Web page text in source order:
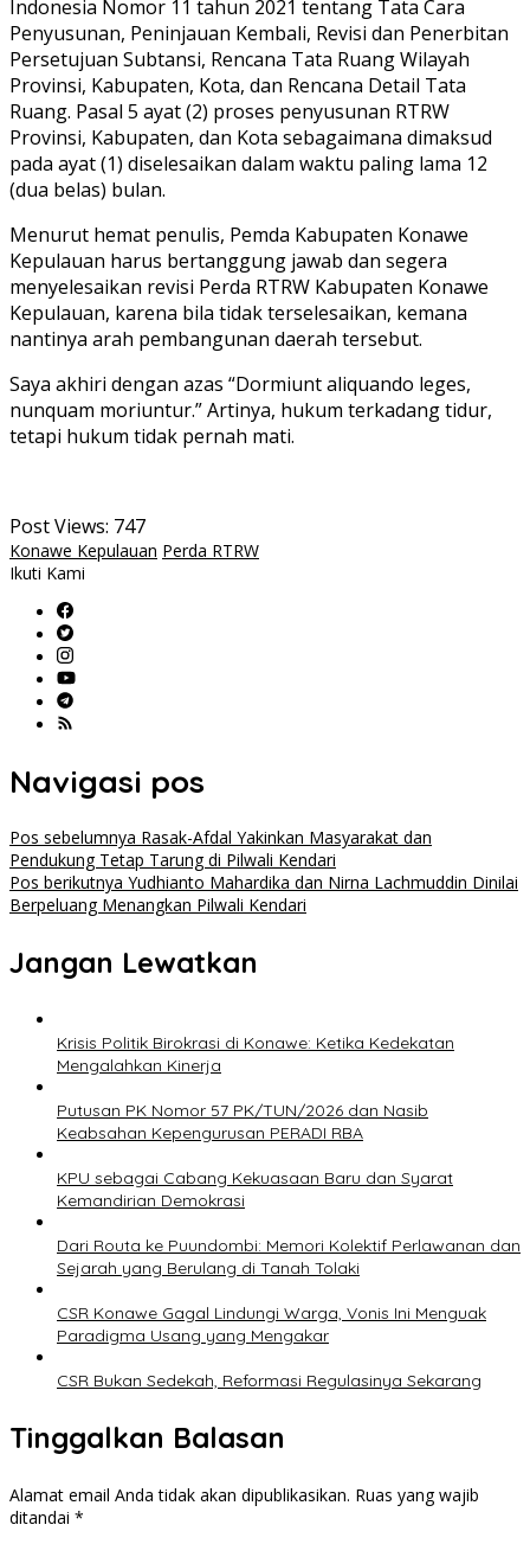
Indonesia Nomor 11 tahun 2021 tentang Tata Cara
Penyusunan, Peninjauan Kembali, Revisi dan Penerbitan
Persetujuan Subtansi, Rencana Tata Ruang Wilayah
Provinsi, Kabupaten, Kota, dan Rencana Detail Tata
Ruang. Pasal 5 ayat (2) proses penyusunan RTRW
Provinsi, Kabupaten, dan Kota sebagaimana dimaksud
pada ayat (1) diselesaikan dalam waktu paling lama 12
(dua belas) bulan.
Menurut hemat penulis, Pemda Kabupaten Konawe
Kepulauan harus bertanggung jawab dan segera
menyelesaikan revisi Perda RTRW Kabupaten Konawe
Kepulauan, karena bila tidak terselesaikan, kemana
nantinya arah pembangunan daerah tersebut.
Saya akhiri dengan azas “Dormiunt aliquando leges,
nunquam moriuntur.” Artinya, hukum terkadang tidur,
tetapi hukum tidak pernah mati.
Post Views: 747
Konawe Kepulauan Perda RTRW
Ikuti Kami
Navigasi pos
Pos sebelumnya Rasak-Afdal Yakinkan Masyarakat dan
Pendukung Tetap Tarung di Pilwali Kendari
Pos berikutnya Yudhianto Mahardika dan Nirna Lachmuddin Dinilai
Berpeluang Menangkan Pilwali Kendari
Jangan Lewatkan
Krisis Politik Birokrasi di Konawe: Ketika Kedekatan
Mengalahkan Kinerja
Putusan PK Nomor 57 PK/TUN/2026 dan Nasib
Keabsahan Kepengurusan PERADI RBA
KPU sebagai Cabang Kekuasaan Baru dan Syarat
Kemandirian Demokrasi
Dari Routa ke Puundombi: Memori Kolektif Perlawanan dan
Sejarah yang Berulang di Tanah Tolaki
CSR Konawe Gagal Lindungi Warga, Vonis Ini Menguak
Paradigma Usang yang Mengakar
CSR Bukan Sedekah, Reformasi Regulasinya Sekarang
Tinggalkan Balasan
Alamat email Anda tidak akan dipublikasikan. Ruas yang wajib
ditandai *